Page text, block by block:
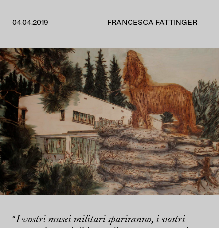
04.04.2019 FRANCESCA FATTINGER
“I vostri musei militari spariranno, i vostri